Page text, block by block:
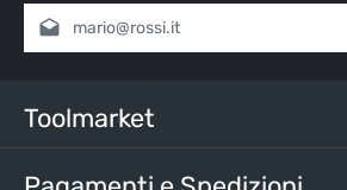
Indirizzo e-mail*
nostri termini e condizioni generali
Inserisci i caratteri sopra*
Toolmarket